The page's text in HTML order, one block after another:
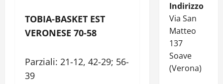
TOBIA-BASKET EST
VERONESE 70-58
Parziali: 21-12, 42-29; 56-
39
Indirizzo
Via San
Matteo
137
Soave
(Verona)